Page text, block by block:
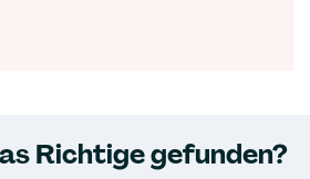
Richtige gefunden?